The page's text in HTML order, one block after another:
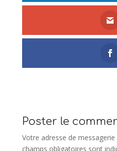
Poster le
Votre adresse de
champs obligatoires sont